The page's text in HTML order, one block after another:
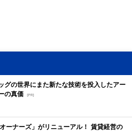
グの世界にまた新たな技術を投入したアー
の真価
[PR]
オーナーズ」がリニューアル！ 賃貸経営の